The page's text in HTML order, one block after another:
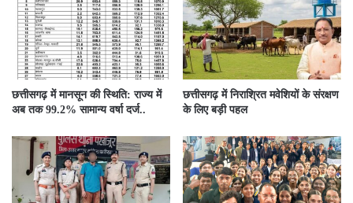
छत्तीसगढ़ में मानसून की स्थिति: राज्य में
अब तक 99.2% सामान्य वर्षा दर्ज..
छत्तीसगढ़ में निराश्रित मवेशियों के संरक्षण
के लिए बड़ी पहल